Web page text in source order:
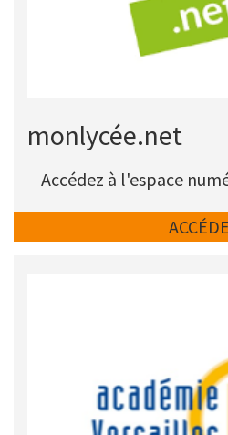
Titre
monlycée.net
Description
Accédez à l'espace